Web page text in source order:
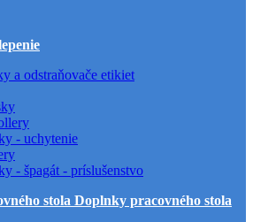
a odstraňovače etikiet
- uchytenie
- špagát - príslušenstvo
Doplnky pracovného stola